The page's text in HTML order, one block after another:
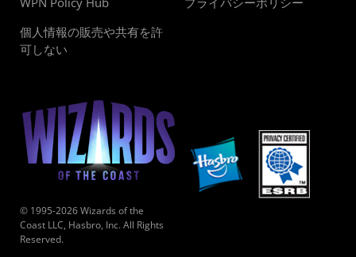
個人情報の販売や共有を許
可しない
© 1995-2026 Wizards of the
Coast LLC, Hasbro, Inc. All Rights
Reserved.